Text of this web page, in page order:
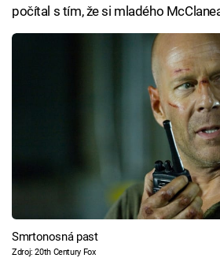
počítal s tím, že si mladého
Smrtonosná past
Zdroj: 20th Century Fox